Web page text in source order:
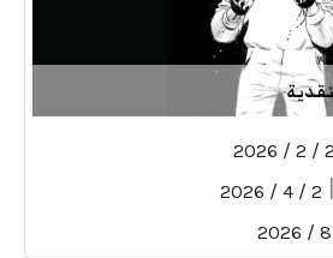
2 / 2 / 2026
2 / 4 / 2026